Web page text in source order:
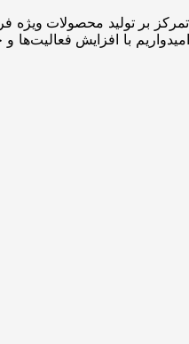
امیدواریم با افزایش